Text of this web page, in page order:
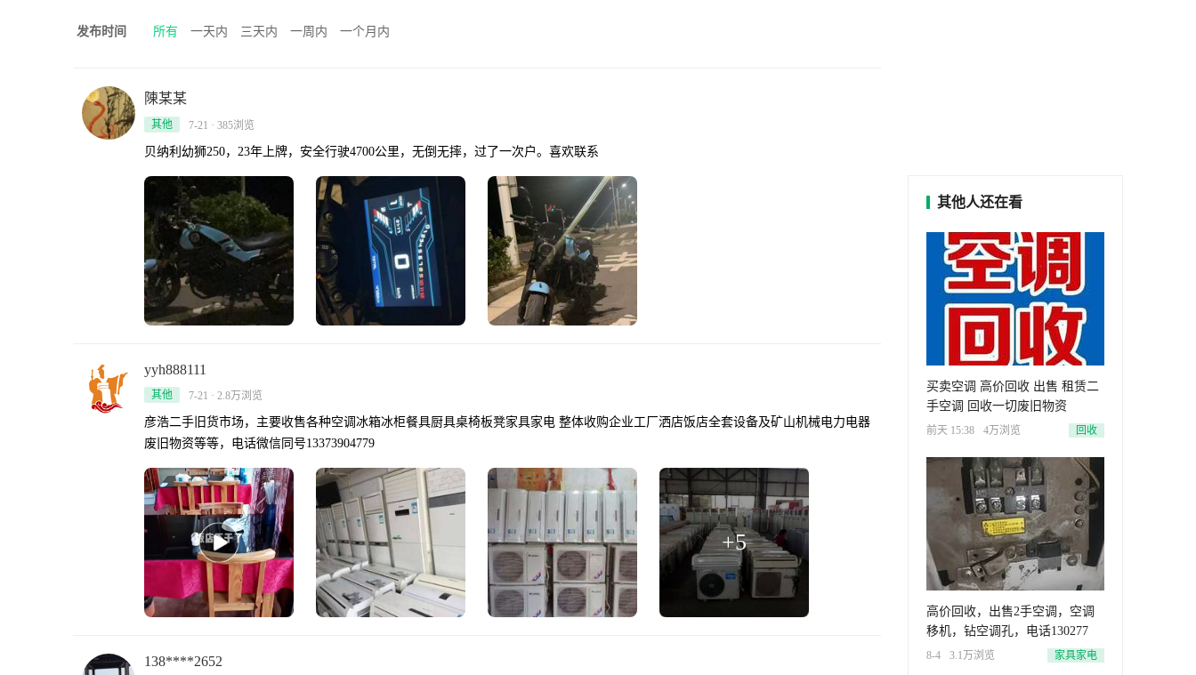
发布时间 所有 一天内 三天内 一周内 一个月内
陳某某
其他 7-21 · 385浏览
贝纳利幼狮250，23年上牌，安全行驶4700公里，无倒无摔，过了一次户。喜欢联系
yyh888111
其他 7-21 · 2.8万浏览
彦浩二手旧货市场，主要收售各种空调冰箱冰柜餐具厨具桌椅板凳家具家电 整体收购企业工厂洒店饭店全套设备及矿山机械电力电器
废旧物资等等，电话微信同号13373904779
+5
138****2652
其他人还在看
买卖空调 高价回收 出售 租赁二
手空调 回收一切废旧物资
前天 15:38 4万浏览 回收
高价回收，出售2手空调，空调
移机，钻空调孔，电话130277
8-4 3.1万浏览 家具家电